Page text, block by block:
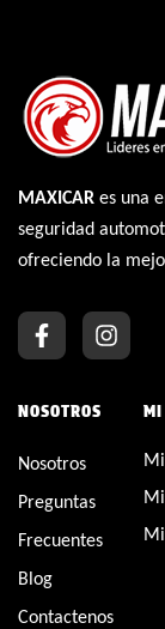
MAXICAR es una
seguridad
ofreciendo la
NOSOTROS
Nosotros
Preguntas
Frecuentes
Blog
Contactenos
MI